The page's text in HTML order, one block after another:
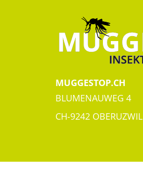
MUGGESTOP.CH
BLUMENAUWEG 4
CH-9242 OBERUZWIL